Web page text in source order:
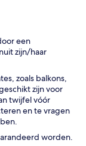
een
zijn/haar
zoals balkons,
zijn voor
twijfel vóór
en te vragen
worden.